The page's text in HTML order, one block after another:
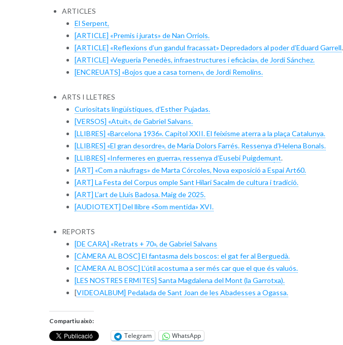
ARTICLES
El Serpent,
[ARTICLE] «Premis i jurats» de Nan Orriols.
[ARTICLE] «Reflexions d’un gandul fracassat» Depredadors al poder d’Eduard Garrell.
[ARTICLE] «Vegueria Penedès, infraestructures i eficàcia», de Jordi Sánchez.
[ENCREUATS] «Bojos que a casa tornen», de Jordi Remolins.
ARTS I LLETRES
Curiositats lingüístiques, d’Esther Pujadas.
[VERSOS] «Atuït», de Gabriel Salvans.
[LLIBRES] «Barcelona 1936». Capítol XXII. El feixisme aterra a la plaça Catalunya.
[LLIBRES] «El gran desordre», de Maria Dolors Farrés. Ressenya d’Helena Bonals.
[LLIBRES] «Infermeres en guerra», ressenya d’Eusebi Puigdemunt.
[ART] «Com a nàufrags» de Marta Córcoles, Nova exposició a Espai Art60.
[ART] La Festa del Corpus omple Sant Hilari Sacalm de cultura i tradició.
[ART] L’art de Lluís Badosa. Maig de 2025.
[AUDIOTEXT] Del llibre «Som mentida» XVI.
REPORTS
[DE CARA] «Retrats + 70», de Gabriel Salvans
[CÀMERA AL BOSC] El fantasma dels boscos: el gat fer al Berguedà.
[CÀMERA AL BOSC] L’útil acostuma a ser més car que el que és valuós.
[LES NOSTRES ERMITES] Santa Magdalena del Mont (la Garrotxa).
[VIDEOALBUM] Pedalada de Sant Joan de les Abadesses a Ogassa.
Compartiu això:
Telegram WhatsApp